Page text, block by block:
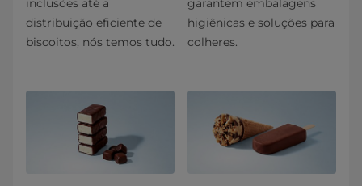
inclusões até a
distribuição eficiente de
biscoitos, nós temos tudo.
garantem embalagens
higiênicas e soluções para
colheres.